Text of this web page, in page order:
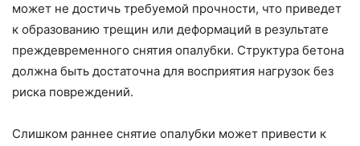
может не достичь требуемой прочности, что приведет
к образованию трещин или деформаций в результате
преждевременного снятия опалубки. Структура бетона
должна быть достаточна для восприятия нагрузок без
риска повреждений.
Слишком раннее снятие опалубки может привести к